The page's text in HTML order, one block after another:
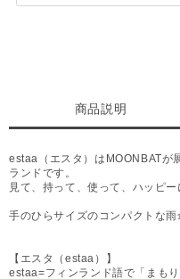
商品説明
estaa（エスタ）はMOONBATが
ランドです。
見て、持って、使って、ハッピ
手のひらサイズのコンパクトな
【エスタ（estaa）】
estaa=フィンランド語で「まもり